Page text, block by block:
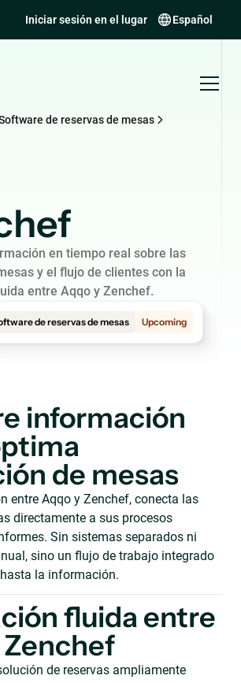
Iniciar sesión en el lugar Español
de reservas de mesas
en tiempo real sobre las
y el flujo de clientes con la
entre Aqqo y Zenchef.
de reservas de mesas Upcoming
información
de mesas
entre Aqqo y Zenchef, conecta las
directamente a sus procesos
Sin sistemas separados ni
sino un flujo de trabajo integrado
la información.
fluida entre
de reservas ampliamente